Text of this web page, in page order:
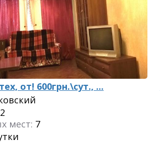
от! 600грн.\сут., ...
2
мест: 7